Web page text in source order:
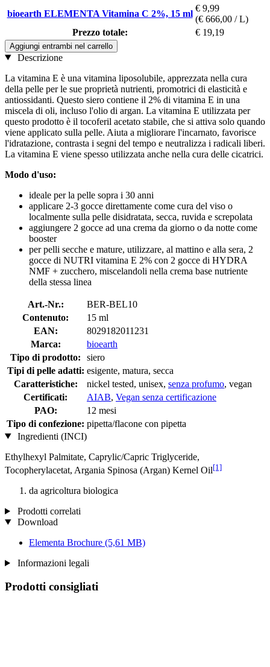
bioearth ELEMENTA Vitamina C 2%, 15 ml
€ 9,99
(€ 666,00 / L)
Prezzo totale:
€ 19,19
Aggiungi entrambi nel carrello
Descrizione
La vitamina E è una vitamina liposolubile, apprezzata nella cura
della pelle per le sue proprietà nutrienti, promotrici di elasticità e
antiossidanti. Questo siero contiene il 2% di vitamina E in una
miscela di oli, incluso l'olio di argan. La vitamina E utilizzata per
questo prodotto è il tocoferil acetato stabile, che si attiva solo quando
viene applicato sulla pelle. Aiuta a migliorare l'incarnato, favorisce
l'idratazione, contrasta i segni del tempo e neutralizza i radicali liberi.
La vitamina E viene spesso utilizzata anche nella cura delle cicatrici.
Modo d'uso:
ideale per la pelle sopra i 30 anni
applicare 2-3 gocce direttamente come cura del viso o
localmente sulla pelle disidratata, secca, ruvida e screpolata
aggiungere 2 gocce ad una crema da giorno o da notte come
booster
per pelli secche e mature, utilizzare, al mattino e alla sera, 2
gocce di NUTRI vitamina E 2% con 2 gocce di HYDRA
NMF + zucchero, miscelandoli nella crema base nutriente
della stessa linea
Art.-Nr.:
BER-BEL10
Contenuto:
15 ml
EAN:
8029182011231
Marca:
bioearth
Tipo di prodotto:
siero
Tipi di pelle adatti: esigente, matura, secca
Caratteristiche:
nickel tested, unisex, senza profumo, vegan
Certificati:
AIAB, Vegan senza certificazione
PAO:
12 mesi
Tipo di confezione: pipetta/flacone con pipetta
Ingredienti (INCI)
Ethylhexyl Palmitate, Caprylic/Capric Triglyceride,
Tocopherylacetat, Argania Spinosa (Argan) Kernel Oil[1]
da agricoltura biologica
Prodotti correlati
Download
Elementa Brochure (5,61 MB)
Informazioni legali
Prodotti consigliati